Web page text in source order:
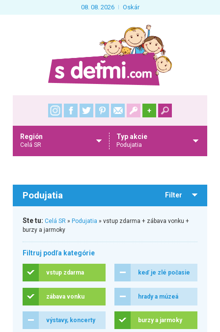
08. 08. 2026 Oskár
+
Región
Celá SR
Typ akcie
Podujatia
Podujatia Filter
Ste tu: Celá SR» Podujatia » vstup zdarma + zábava vonku +
burzy a jarmoky
Filtruj podľa kategórie
vstup zdarma keď je zlé počasie
zábava vonku hrady a múzeá
výstavy, koncerty burzy a jarmoky